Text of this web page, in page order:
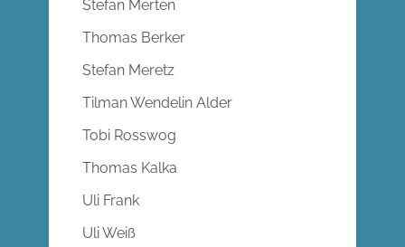
Stefan Merten
Thomas Berker
Stefan Meretz
Tilman Wendelin Alder
Tobi Rosswog
Thomas Kalka
Uli Frank
Uli Weiß